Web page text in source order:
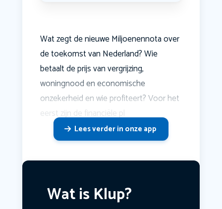
Wat zegt de nieuwe Miljoenennota over
de toekomst van Nederland? Wie
betaalt de prijs van vergrijzing,
woningnood en economische
onzekerheid en wie profiteert? Voor het
eerst zijn de financiële pl
Lees verder in onze app
Wat is Klup?